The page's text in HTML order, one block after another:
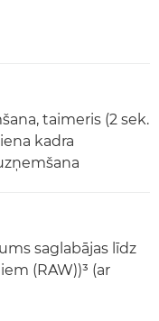
taimeris (2 sek.
kadra
saglabājas līdz
(RAW))³ (ar